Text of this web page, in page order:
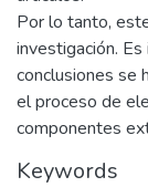
Por lo tanto,
investigación.
conclusiones se
el proceso de
componentes
Keywords